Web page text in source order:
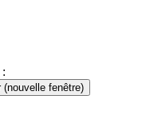
(nouvelle fenêtre)